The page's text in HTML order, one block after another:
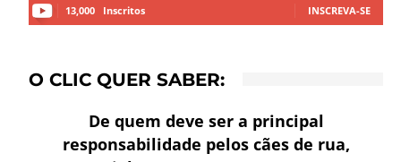
13,000 Inscritos INSCREVA-SE
O CLIC QUER SABER:
De quem deve ser a principal
responsabilidade pelos cães de rua,